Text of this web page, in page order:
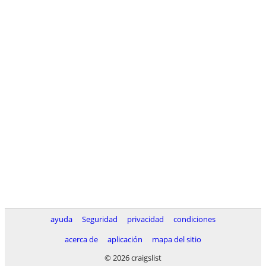
ayuda Seguridad privacidad
condiciones
acerca de
aplicación
mapa del sitio
© 2026 craigslist